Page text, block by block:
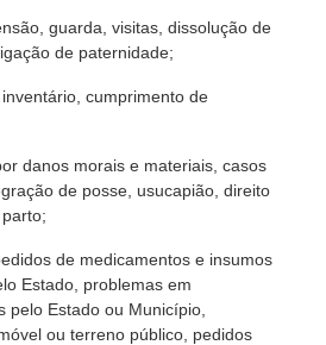
guarda, visitas, dissolução de
de paternidade;
cumprimento de
danos morais e materiais, casos
de posse, usucapião, direito
de medicamentos e insumos
Estado, problemas em
pelo Estado ou Município,
ou terreno público, pedidos